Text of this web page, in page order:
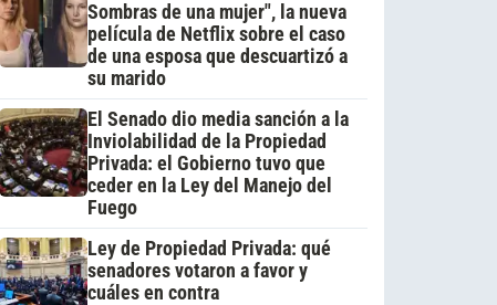
Sombras de una mujer", la nueva
película de Netflix sobre el caso
de una esposa que descuartizó a
su marido
El Senado dio media sanción a la
Inviolabilidad de la Propiedad
Privada: el Gobierno tuvo que
ceder en la Ley del Manejo del
Fuego
Ley de Propiedad Privada: qué
senadores votaron a favor y
cuáles en contra